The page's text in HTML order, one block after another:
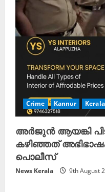
Crime Kannur Kerala
അർജുൻ ആയങ്കി
കഴിഞ്ഞത്
പൊലീസ്
News Kerala 9th August